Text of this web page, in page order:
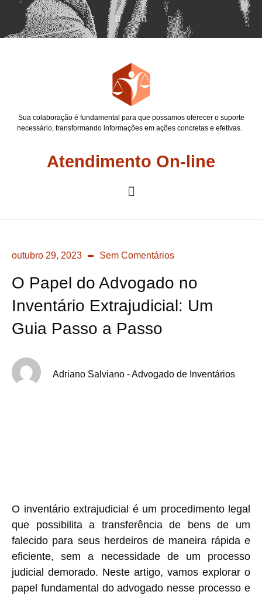
Sua colaboração é fundamental para que possamos oferecer o suporte
necessário, transformando informações em ações concretas e efetivas.
Atendimento On-line
outubro 29, 2023 Sem Comentários
O Papel do Advogado no
Inventário Extrajudicial: Um
Guia Passo a Passo
Adriano Salviano - Advogado de Inventários
O inventário extrajudicial é um procedimento legal
que possibilita a transferência de bens de um
falecido para seus herdeiros de maneira rápida e
eficiente, sem a necessidade de um processo
judicial demorado. Neste artigo, vamos explorar o
papel fundamental do advogado nesse processo e